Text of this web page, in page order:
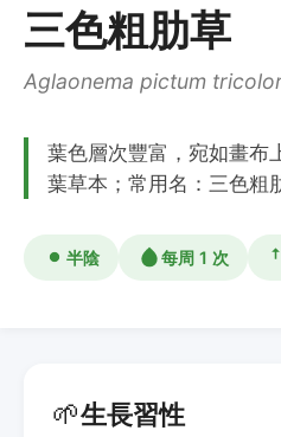
三色粗肋草
Aglaonema pictum
葉色層次豐富，宛如畫布
葉草本；常用名：三色粗
半陰 每周 1 次
🌱生長習性